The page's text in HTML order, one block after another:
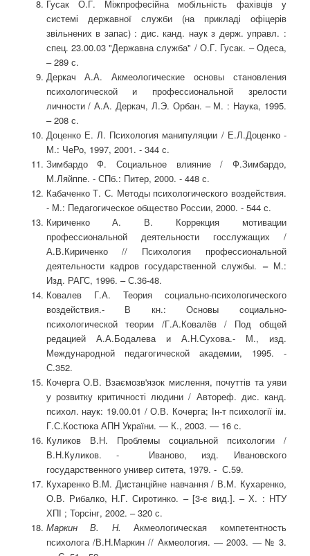
Гусак О.Г. Міжпрофесійна мобільність фахівців у
системі державної служби (на прикладі офіцерів
звільнених в запас) : дис. канд. наук з держ. управл. :
спец. 23.00.03 "Державна служба" / О.Г. Гусак. – Одеса,
– 289 с.
Деркач А.А. Акмеологические основы становления
психологической и профессиональной зрелости
личности / А.А. Деркач, Л.Э. Орбан. – М. : Наука, 1995.
– 208 с.
Доценко Е. Л. Психология манипуляции / Е.Л.Доценко -
М.: ЧеРо, 1997, 2001. - 344 с.
Зимбардо Ф. Социальное влияние / Ф.Зимбардо,
М.Ляйппе. - СПб.: Питер, 2000. - 448 с.
Кабаченко Т. С. Методы психологического воздействия.
- М.: Педагогическое общество России, 2000. - 544 с.
Кириченко А. В. Коррекция мотивации
профессиональной деятельности госслужащих /
А.В.Кириченко // Психология профессиональной
деятельности кадров государственной службы.– М.:
Изд. РАГС, 1996. – С.36-48.
Ковалев Г.А. Теория социально-психологического
воздействия.- В кн.: Основы социально-
психологической теории /Г.А.Ковалёв / Под общей
редацией А.А.Бодалева и А.Н.Сухова.- М., изд.
Международной педагогической академии, 1995. -
С.352.
Кочерга О.В. Взаємозв'язок мислення, почуттів та уяви
у розвитку критичності людини / Автореф. дис. канд.
психол. наук: 19.00.01 / О.В. Кочерга; Ін-т психології ім.
Г.С.Костюка АПН України. — К., 2003. — 16 с.
Куликов В.Н. Проблемы социальной психологии /
В.Н.Куликов. - Иваново, изд. Ивановского
государственного универ ситета, 1979. - С.59.
Кухаренко В.М. Дистанційне навчання / В.М. Кухаренко,
О.В. Рибалко, Н.Г. Сиротинко. – [3-є вид.]. – Х. : НТУ
ХПІ ; Торсінг, 2002. – 320 с.
Маркин В. Н.Акмеологическая компетентность
психолога /В.Н.Маркин // Акмеология. — 2003. — № 3.